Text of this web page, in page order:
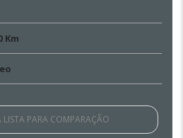
Km
PARA COMPARAÇÃO